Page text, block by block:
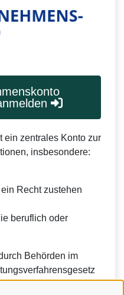
ein zentrales Konto zur
insbesondere:
Recht zustehen
beruflich oder
Behörden im